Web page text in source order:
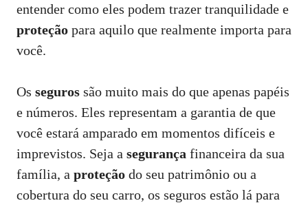
entender como eles podem trazer tranquilidade e
proteção para aquilo que realmente importa para
você.
Os seguros são muito mais do que apenas papéis
e números. Eles representam a garantia de que
você estará amparado em momentos difíceis e
imprevistos. Seja a segurança financeira da sua
família, a proteção do seu patrimônio ou a
cobertura do seu carro, os seguros estão lá para